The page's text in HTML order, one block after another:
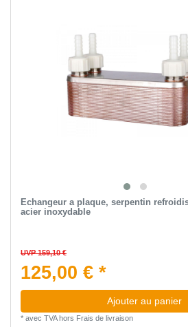
Echangeur a plaque, serpentin
acier inoxydable
UVP 159,10 €
125,00 € *
Ajouter au panier
* avec TVAhors Frais de livraison